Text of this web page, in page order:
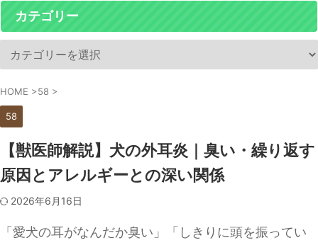
カテゴリー
HOME >58 >
58
【獣医師解説】犬の外耳炎｜臭い・繰り返す
原因とアレルギーとの深い関係
2026年6月16日
「愛犬の耳がなんだか臭い」「しきりに頭を振ってい